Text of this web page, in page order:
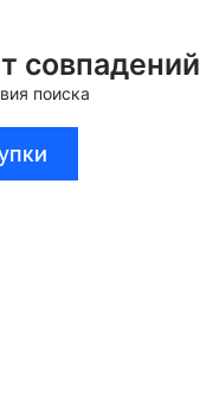
совпадений
поиска